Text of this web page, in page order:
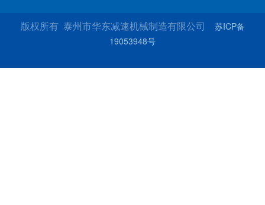
版权所有 泰州市华东减速机械制造有限公司 苏ICP备
19053948号